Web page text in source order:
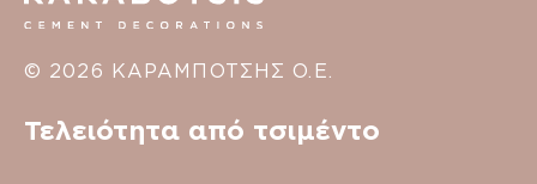
© 2026 ΚΑΡΑΜΠΟΤΣΗΣ Ο.Ε.
Τελειότητα από τσιμέντο